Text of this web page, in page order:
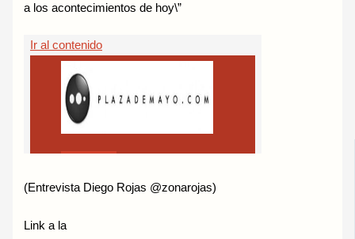
a los acontecimientos de hoy\”
(Entrevista Diego Rojas @zonarojas)
Link a la